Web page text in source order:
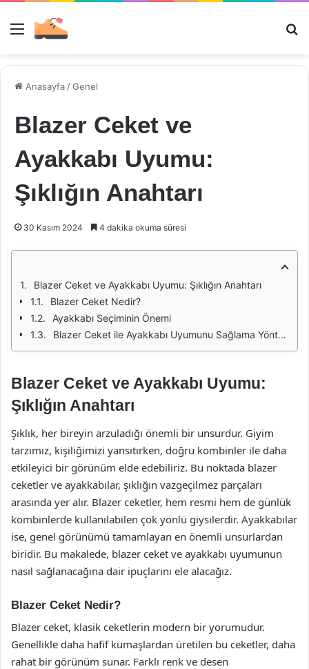
Menü
Anasayfa /Genel
Blazer Ceket ve
Ayakkabı Uyumu:
Şıklığın Anahtarı
30 Kasım 2024 4 dakika okuma süresi
Blazer Ceket ve Ayakkabı Uyumu: Şıklığın Anahtarı
Blazer Ceket Nedir?
Ayakkabı Seçiminin Önemi
Blazer Ceket ile Ayakkabı Uyumunu Sağlama Yöntemleri
Blazer Ceket ve Ayakkabı Uyumu:
Şıklığın Anahtarı
Şıklık, her bireyin arzuladığı önemli bir unsurdur. Giyim
tarzımız, kişiliğimizi yansıtırken, doğru kombinler ile daha
etkileyici bir görünüm elde edebiliriz. Bu noktada blazer
ceketler ve ayakkabılar, şıklığın vazgeçilmez parçaları
arasında yer alır. Blazer ceketler, hem resmi hem de günlük
kombinlerde kullanılabilen çok yönlü giysilerdir. Ayakkabılar
ise, genel görünümü tamamlayan en önemli unsurlardan
biridir. Bu makalede, blazer ceket ve ayakkabı uyumunun
nasıl sağlanacağına dair ipuçlarını ele alacağız.
Blazer Ceket Nedir?
Blazer ceket, klasik ceketlerin modern bir yorumudur.
Genellikle daha hafif kumaşlardan üretilen bu ceketler, daha
rahat bir görünüm sunar. Farklı renk ve desen